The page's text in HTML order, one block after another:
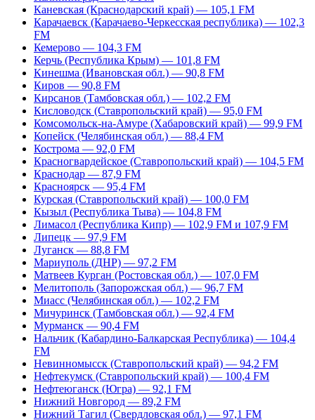
Каневская (Краснодарский край) — 105,1 FM
Карачаевск (Карачаево-Черкесская республика) — 102,3
FM
Кемерово — 104,3 FM
Керчь (Республика Крым) — 101,8 FM
Кинешма (Ивановская обл.) — 90,8 FM
Киров — 90,8 FM
Кирсанов (Тамбовская обл.) — 102,2 FM
Кисловодск (Ставропольский край) — 95,0 FM
Комсомольск-на-Амуре (Хабаровский край) — 99,9 FM
Копейск (Челябинская обл.) — 88,4 FM
Кострома — 92,0 FM
Красногвардейское (Ставропольский край) — 104,5 FM
Краснодар — 87,9 FM
Красноярск — 95,4 FM
Курская (Ставропольский край) — 100,0 FM
Кызыл (Республика Тыва) — 104,8 FM
Лимасол (Республика Кипр) — 102,9 FM и 107,9 FM
Липецк — 97,9 FM
Луганск — 88,8 FM
Мариуполь (ДНР) — 97,2 FM
Матвеев Курган (Ростовская обл.) — 107,0 FM
Мелитополь (Запорожская обл.) — 96,7 FM
Миасс (Челябинская обл.) — 102,2 FM
Мичуринск (Тамбовская обл.) — 92,4 FM
Мурманск — 90,4 FM
Нальчик (Кабардино-Балкарская Республика) — 104,4
FM
Невинномысск (Ставропольский край) — 94,2 FM
Нефтекумск (Ставропольский край) — 100,4 FM
Нефтеюганск (Югра) — 92,1 FM
Нижний Новгород — 89,2 FM
Нижний Тагил (Свердловская обл.) — 97,1 FM